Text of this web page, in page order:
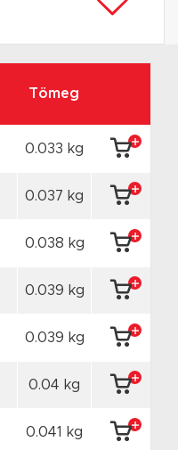
Tömeg
0.033 kg
0.037 kg
0.038 kg
0.039 kg
0.039 kg
0.04 kg
0.041 kg